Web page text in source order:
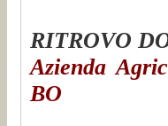
RITROVO
Azienda
BO